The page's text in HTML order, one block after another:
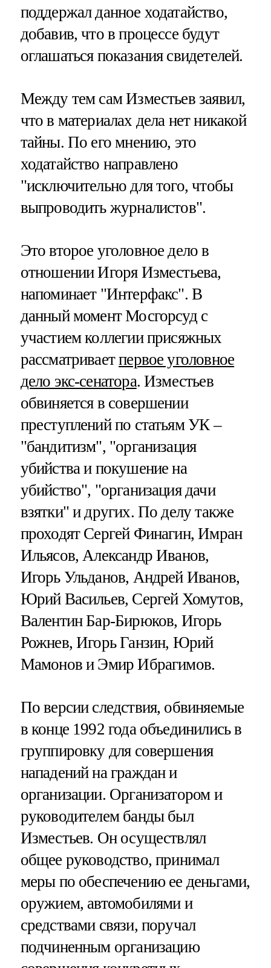
поддержал данное ходатайство,
добавив, что в процессе будут
оглашаться показания свидетелей.
Между тем сам Изместьев заявил,
что в материалах дела нет никакой
тайны. По его мнению, это
ходатайство направлено
"исключительно для того, чтобы
выпроводить журналистов".
Это второе уголовное дело в
отношении Игоря Изместьева,
напоминает "Интерфакс". В
данный момент Мосгорсуд с
участием коллегии присяжных
рассматриваетпервое уголовное
дело экс-сенатора. Изместьев
обвиняется в совершении
преступлений по статьям УК –
"бандитизм", "организация
убийства и покушение на
убийство", "организация дачи
взятки" и других. По делу также
проходят Сергей Финагин, Имран
Ильясов, Александр Иванов,
Игорь Ульданов, Андрей Иванов,
Юрий Васильев, Сергей Хомутов,
Валентин Бар-Бирюков, Игорь
Рожнев, Игорь Ганзин, Юрий
Мамонов и Эмир Ибрагимов.
По версии следствия, обвиняемые
в конце 1992 года объединились в
группировку для совершения
нападений на граждан и
организации. Организатором и
руководителем банды был
Изместьев. Он осуществлял
общее руководство, принимал
меры по обеспечению ее деньгами,
оружием, автомобилями и
средствами связи, поручал
подчиненным организацию